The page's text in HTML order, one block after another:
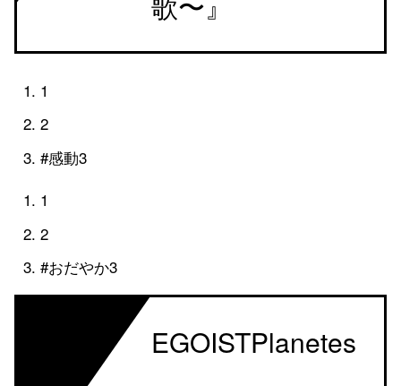
1
2
#感動3
1
2
#おだやか3
EGOISTPlanetes